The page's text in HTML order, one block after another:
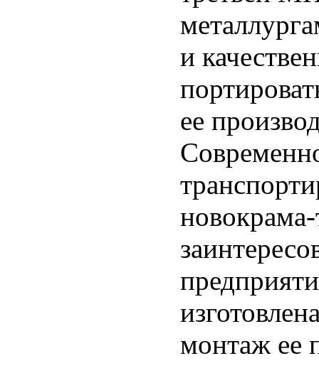
и
ее
монтаж ее